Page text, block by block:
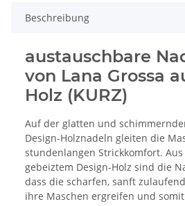
Beschreibung
austauschbare
von Lana Grossa
Holz (KURZ)
Auf der glatten und
Design-Holznadeln gleiten die
stundenlangen Strickkomfort.
gebeiztem Design-Holz sind die
dass die scharfen, sanft
ihre Maschen ergreifen und